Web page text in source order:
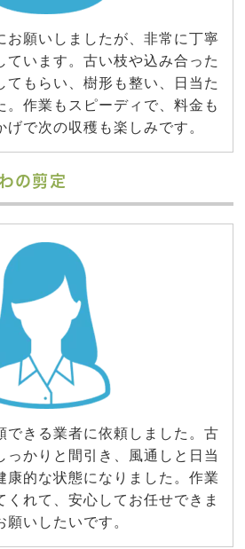
お願いしましたが、非常に丁寧
ています。古い枝や込み合った
てもらい、樹形も整い、日当た
。作業もスピーディで、料金も
げで次の収穫も楽しみです。
の剪定
できる業者に依頼しました。古
っかりと間引き、風通しと日当
康的な状態になりました。作業
くれて、安心してお任せできま
願いしたいです。